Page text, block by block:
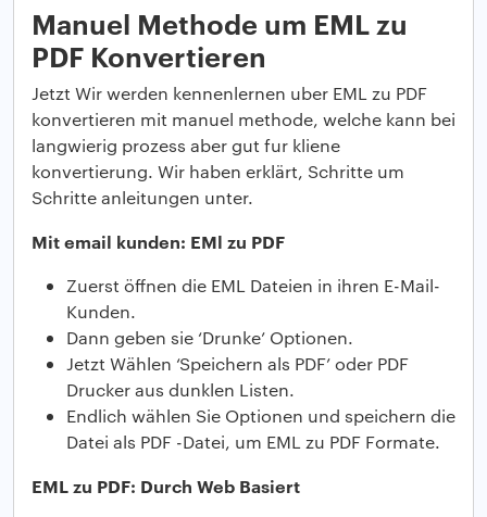
Manuel Methode um EML zu
PDF Konvertieren
Jetzt Wir werden kennenlernen uber EML zu PDF
konvertieren mit manuel methode, welche kann bei
langwierig prozess aber gut fur kliene
konvertierung. Wir haben erklärt, Schritte um
Schritte anleitungen unter.
Mit email kunden: EMl zu PDF
Zuerst öffnen die EML Dateien in ihren E-Mail-
Kunden.
Dann geben sie ‘Drunke’ Optionen.
Jetzt Wählen ‘Speichern als PDF’ oder PDF
Drucker aus dunklen Listen.
Endlich wählen Sie Optionen und speichern die
Datei als PDF -Datei, um EML zu PDF Formate.
EML zu PDF: Durch Web Basiert